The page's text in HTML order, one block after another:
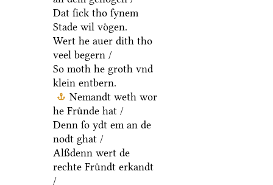
Dat ſick tho ſynem
Stade wil voͤgen.
Wert he auer dith tho
veel begern /
So moth he groth vnd
klein entbern.
Nemandt weth wor
he Fruͤnde hat /
Denn ſo ydt em an de
nodt ghat /
Alßdenn wert de
rechte Fruͤndt erkandt
/